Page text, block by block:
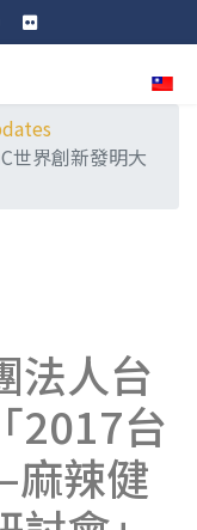
世界創新發明大
法人台
2017台
麻辣健